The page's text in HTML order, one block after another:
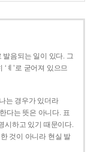
발음되는 일이 있다. 그
ㅖ’로 굳어져 있으므
나는 경우가 있더라
다는 뜻은 아니다. 표
시하고 있기 때문이다.
것이 아니라 현실 발